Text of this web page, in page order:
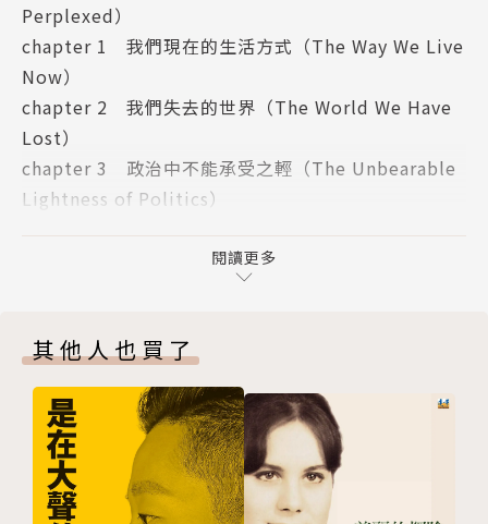
作者簡介
東尼．賈德（Tony Judt，1948~2010）
1948年生於倫敦，畢業於英國劍橋大學國王學院
和法國巴黎高等師範學校，任教於劍橋、牛津、加州大
學、紐約大學。1995年在紐約大學創設雷馬克研究所
「肌萎縮性脊髓側索硬化症」（俗稱「漸凍人」），2
常為《紐約書評》、《泰晤士報文學增刊》、《新
共和》雜誌、《紐約時報》撰文。作品《戰後歐洲六十
年》名列《紐約時報書評》2005年十大好書，並贏得
外交關係理事會亞瑟．羅斯圖書獎（Arthur Ross Boo
k Award）、入圍普立茲獎決選名單和薩謬爾．約翰遜
獎決選名單（Samuel Johnson Prize）。2007年獲
Perplexed）
chapter 1 我們現在的生活方式（The Way We Live
Now）
chapter 2 我們失去的世界（The World We Have
Lost）
chapter 3 政治中不能承受之輕（The Unbearable
Lightness of Politics）
chapter 5 怎麼辦？（What Is to Be Done?）
to Come）
結語 在社會民主主義裡，哪些已不可行？哪些仍待追
求？（Conclusion: What Is Living and What Is Dea
d in Social Democracy?）
版權
閱讀更多
其他人也買了